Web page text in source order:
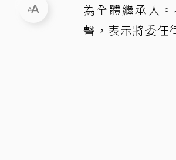
為全體繼承人
聲，表示將委任